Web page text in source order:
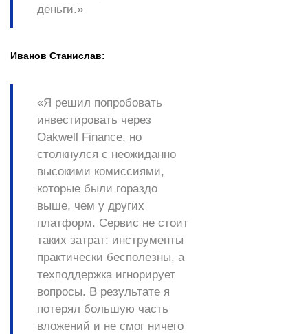
деньги.»
Иванов Станислав:
«Я решил попробовать
инвестировать через
Oakwell Finance, но
столкнулся с неожиданно
высокими комиссиями,
которые были гораздо
выше, чем у других
платформ. Сервис не стоит
таких затрат: инструменты
практически бесполезны, а
техподдержка игнорирует
вопросы. В результате я
потерял большую часть
вложений и не смог ничего